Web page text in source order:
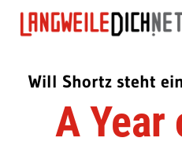
Will Shortz steht
A Year